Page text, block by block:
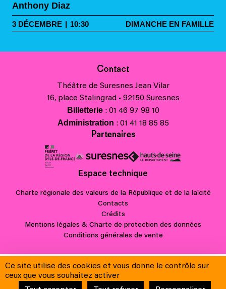
Anthony Diaz
3 DÉCEMBRE | 10:30 DIMANCHE EN FAMILLE
Contact
Théâtre de Suresnes Jean Vilar
16, place Stalingrad • 92150 Suresnes
Billetterie: 01 46 97 98 10
Administration : 01 41 18 85 85
Partenaires
Espace technique
Charte régionale des valeurs de la République et de la laïcité
Contacts
Crédits
Mentions légales & Charte de protection des données
Conditions générales de vente
Ce site utilise des cookies et vous donne le contrôle sur
ceux que vous souhaitez activer